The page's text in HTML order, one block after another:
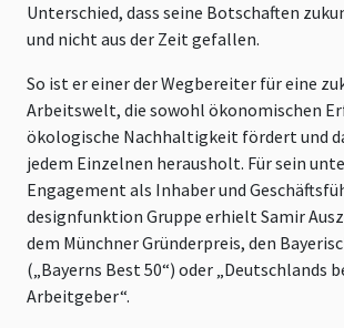
Unterschied, dass seine Botschaften
und nicht aus der Zeit gefallen.
So ist er einer der Wegbereiter für eine
Arbeitswelt, die sowohl ökonomischen
ökologische Nachhaltigkeit fördert und
jedem Einzelnen herausholt. Für sein
Engagement als Inhaber und
designfunktion Gruppe erhielt Samir
dem Münchner Gründerpreis, den
(„Bayerns Best 50“) oder „Deutschlands
Arbeitgeber“.